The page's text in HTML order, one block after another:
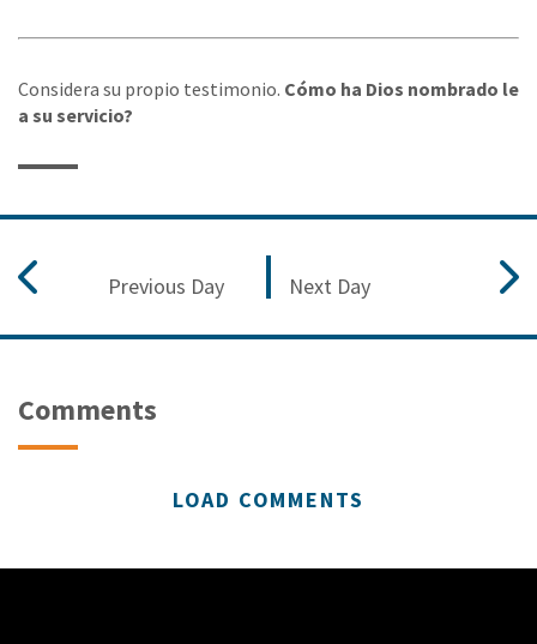
Considera su propio testimonio. Cómo ha Dios nombrado le
a su servicio?
Previous Day Next Day
Comments
LOAD COMMENTS